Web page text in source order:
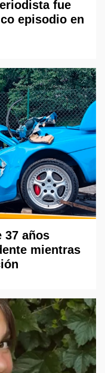
fue
episodio en
37 años
mientras